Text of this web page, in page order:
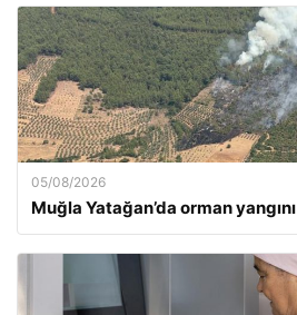
05/08/2026
Muğla Yatağan’da orman yangını